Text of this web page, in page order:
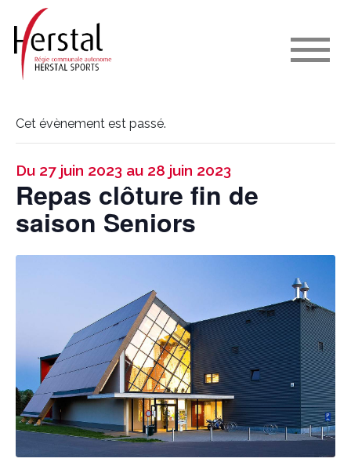
Cet évènement est passé.
Du 27 juin 2023 au 28 juin 2023
Repas clôture fin de
saison Seniors